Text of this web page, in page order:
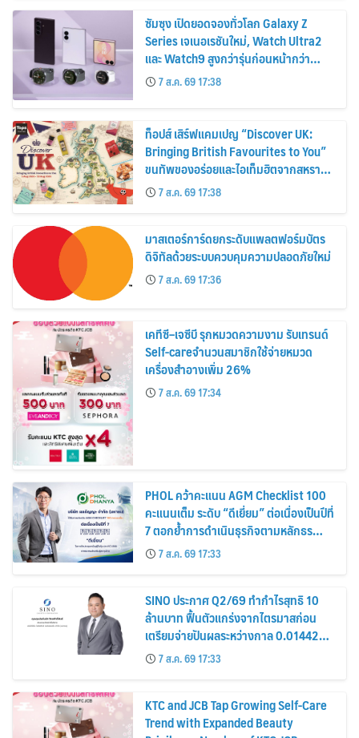
ซัมซุง เปิดยอดจองทั่วโลก Galaxy Z
Series เจเนอเรชันใหม่, Watch Ultra2
และ Watch9 สูงกว่ารุ่นก่อนหน้ากว่า
30%7 ส.ค. 69 17:38
ท็อปส์ เสิร์ฟแคมเปญ “Discover UK:
Bringing British Favourites to You”
ขนทัพของอร่อยและไอเท็มฮิตจากสหราช
อาณาจักร ส่งตรงถึงมือตั้งแต่วันนี้ – 18
สิงหาคมนี้
7 ส.ค. 69 17:38
มาสเตอร์การ์ดยกระดับแพลตฟอร์มบัตร
ดิจิทัลด้วยระบบควบคุมความปลอดภัยใหม่
7 ส.ค. 69 17:36
เคทีซี–เจซีบี รุกหมวดความงาม รับเทรนด์
Self-careจำนวนสมาชิกใช้จ่ายหมวด
เครื่องสำอางเพิ่ม 26%
7 ส.ค. 69 17:34
PHOL คว้าคะแนน AGM Checklist 100
คะแนนเต็ม ระดับ “ดีเยี่ยม” ต่อเนื่องเป็นปีที่
7 ตอกย้ำการดำเนินธุรกิจตามหลักธร
รมาภิบาล โปร่งใส สร้างความเชื่อมั่นผู้ถือ
หุ้น
7 ส.ค. 69 17:33
SINO ประกาศ Q2/69 ทำกำไรสุทธิ 10
ล้านบาท ฟื้นตัวแกร่งจากไตรมาสก่อน
เตรียมจ่ายปันผลระหว่างกาล 0.014423
บาทต่อหุ้น ครึ่งปีหลังมุ่งเติบโตต่อเนื่อง
7 ส.ค. 69 17:33
KTC and JCB Tap Growing Self-Care
Trend with Expanded Beauty